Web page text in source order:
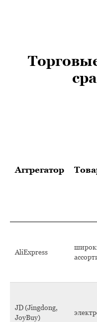
Аггрегатор
AliExpress
JD (Jingdong,
JoyBuy)